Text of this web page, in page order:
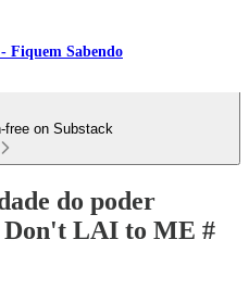
Fiquem Sabendo
free on Substack
do poder
LAI to ME #